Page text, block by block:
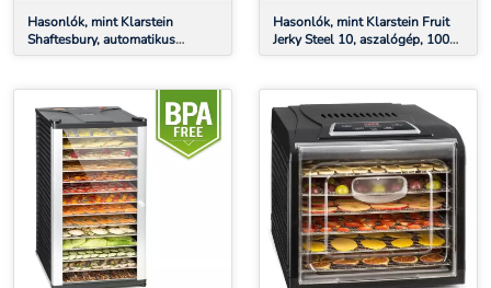
KIJELZŐ
Hasonlók, mint Klarstein
Shaftesbury, automatikus
aszalógép, 700 W, 35-80 °C,
érintőképernyős kijelző
Hasonlók, mint Klarstein Fruit
Jerky Steel 10, aszalógép, 1000
W, 10 emelet